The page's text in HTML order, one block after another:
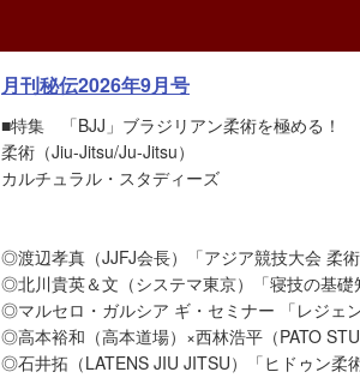
月刊秘伝2026年9月号
■特集 「BJJ」ブラジリアン柔術を極める！
柔術（Jiu-Jitsu/Ju-Jitsu）
カルチュラル・スタディーズ
◎渡辺孝真（JJFJ会長）「アジア競技大会 柔術
◎北川貴英＆文（システマ東京）「寝技の基礎
◎マルセロ・ガルシア ギ・セミナー 「レジェ
◎高本裕和（高本道場）×西林浩平（PATO
◎石井拓（LATENS JIU JITSU）「ヒドゥン